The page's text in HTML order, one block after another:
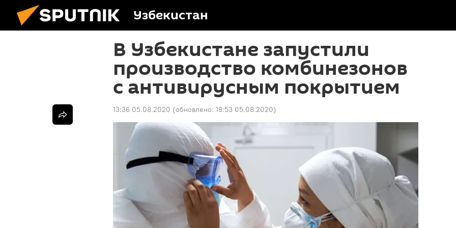
Узбекистан
В Узбекистане запустили
производство комбинезонов
с антивирусным покрытием
13:36 05.08.2020 (обновлено: 18:53 05.08.2020)